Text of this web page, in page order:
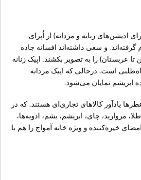
ادیشن‌های زنانه و مردانه) از اُپرای
گرفته‌اند. و سعی داشته‌اند افسانه جاده
تا عربستان) را به تصویر بکشند. اپیک زنانه
است. ‌درحالی که اپیک مردانه
ابریشم نمایان می‌شود.
یادآور کالاهای تجاری‌ای هستند. که در
مروارید، چای، ابریشم، یشم، ادویه‌ها،
خیره‌کننده و ویژه خانه آمواج را هم با